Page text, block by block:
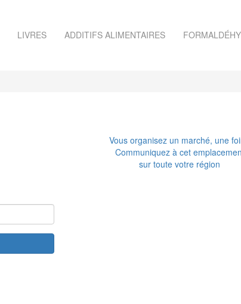
LIVRES ADDITIFS ALIMENTAIRES
Vous organisez un marché, une
Communiquez à cet
sur toute votre région